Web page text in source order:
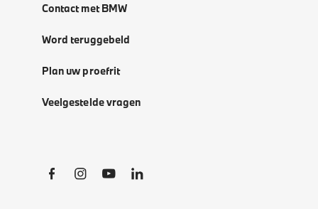
Contact met BMW
Word teruggebeld
Plan uw proefrit
Veelgestelde vragen
Social Links